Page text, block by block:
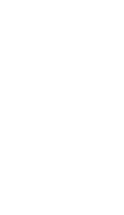
a kedvencekhez